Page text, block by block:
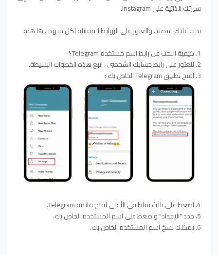
سيرتك الذاتية على Instagram.
يجب عليك قبضة ، والعثور على الروابط المقابلة لكل منهما. ها هم:
1. كيفية البحث عن رابط اسم مستخدم Telegram؟
2. للعثور على رابط حسابك الشخصي ، اتبع هذه الخطوات البسيطة.
3. افتح تطبيق Telegram الخاص بك :
4. اضغط على ثلاث نقاط في الأعلى لفتح قائمة Telegram.
5. حدد "الإعداد" واضغط على اسم المستخدم الخاص بك.
6. يمكنك نسخ اسم المستخدم الخاص بك.